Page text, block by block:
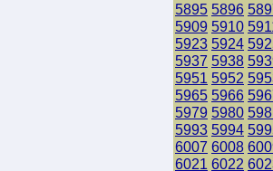
5895 5896
5909 5910
5923 5924
5937 5938
5951 5952
5965 5966
5979 5980
5993 5994
6007 6008
6021 6022